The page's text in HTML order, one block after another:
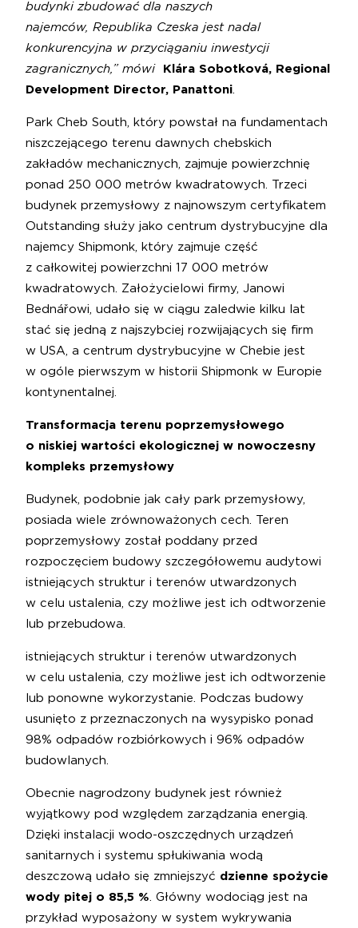
budynki zbudować dla naszych
najemców, Republika Czeska jest nadal
konkurencyjna w przyciąganiu inwestycji
zagranicznych,” mówi
Klára Sobotková, Regional
Development Director, Panattoni.
Park Cheb South, który powstał na fundamentach
niszczejącego terenu dawnych chebskich
zakładów mechanicznych, zajmuje powierzchnię
ponad 250 000 metrów kwadratowych. Trzeci
budynek przemysłowy z najnowszym certyfikatem
Outstanding służy jako centrum dystrybucyjne dla
najemcy Shipmonk, który zajmuje część
z całkowitej powierzchni 17 000 metrów
kwadratowych. Założycielowi firmy, Janowi
Bednářowi, udało się w ciągu zaledwie kilku lat
stać się jedną z najszybciej rozwijających się firm
w USA, a centrum dystrybucyjne w Chebie jest
w ogóle pierwszym w historii Shipmonk w Europie
kontynentalnej.
Transformacja terenu poprzemysłowego
o niskiej wartości ekologicznej w nowoczesny
kompleks przemysłowy
Budynek, podobnie jak cały park przemysłowy,
posiada wiele zrównoważonych cech. Teren
poprzemysłowy został poddany przed
rozpoczęciem budowy szczegółowemu audytowi
istniejących struktur i terenów utwardzonych
w celu ustalenia, czy możliwe jest ich odtworzenie
lub przebudowa.
istniejących struktur i terenów utwardzonych
w celu ustalenia, czy możliwe jest ich odtworzenie
lub ponowne wykorzystanie. Podczas budowy
usunięto z przeznaczonych na wysypisko ponad
98% odpadów rozbiórkowych i 96% odpadów
budowlanych.
Obecnie nagrodzony budynek jest również
wyjątkowy pod względem zarządzania energią.
Dzięki instalacji wodo-oszczędnych urządzeń
sanitarnych i systemu spłukiwania wodą
deszczową udało się zmniejszyć dzienne spożycie
wody pitej o 85,5 %. Główny wodociąg jest na
przykład wyposażony w system wykrywania